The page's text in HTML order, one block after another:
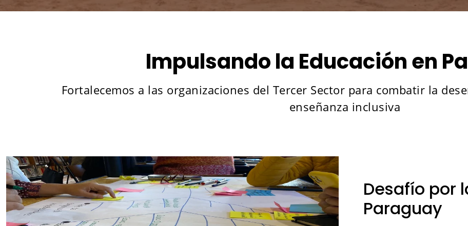
Impulsando la Educación en
Fortalecemos a las organizaciones del Tercer Sector para combatir la
enseñanza inclusiva
Desafío por
Paraguay